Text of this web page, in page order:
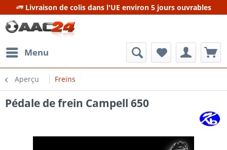
Livraison de colis dans l'UE environ 5 jours ouvrables
Menu
Aperçu Freins
Pédale de frein Campell 650